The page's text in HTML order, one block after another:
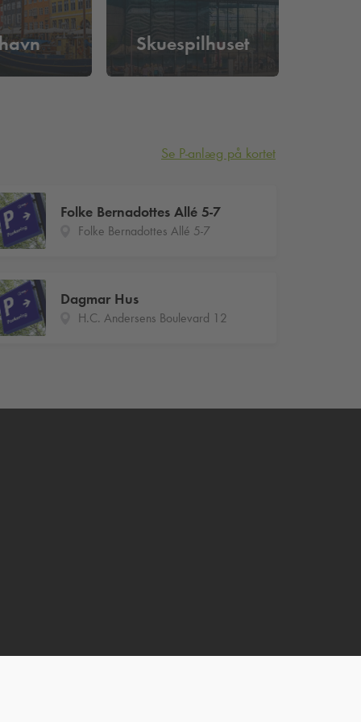
Skuespilhuset
Se P-anlæg på kortet
Folke Bernadottes Allé 5-7
Folke Bernadottes Allé 5-7
Dagmar Hus
H.C. Andersens Boulevard 12